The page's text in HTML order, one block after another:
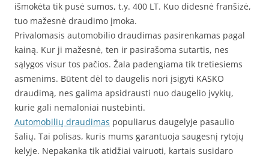
išmokėta tik pusė sumos, t.y. 400 LT. Kuo didesnė franšizė,
tuo mažesnė draudimo įmoka.
Privalomasis automobilio draudimas pasirenkamas pagal
kainą. Kur ji mažesnė, ten ir pasirašoma sutartis, nes
sąlygos visur tos pačios. Žala padengiama tik tretiesiems
asmenims. Būtent dėl to daugelis nori įsigyti KASKO
draudimą, nes galima apsidrausti nuo daugelio įvykių,
kurie gali nemaloniai nustebinti.
Automobilių draudimas populiarus daugelyje pasaulio
šalių. Tai polisas, kuris mums garantuoja saugesnį rytojų
kelyje. Nepakanka tik atidžiai vairuoti, kartais susidaro